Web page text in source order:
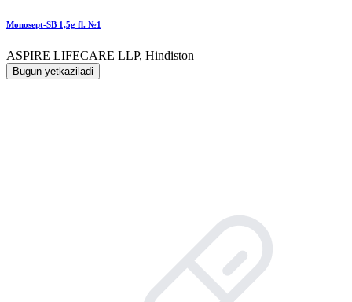
Monosept-SB 1,5g fl. №1
ASPIRE LIFECARE LLP, Hindiston
Bugun yetkaziladi